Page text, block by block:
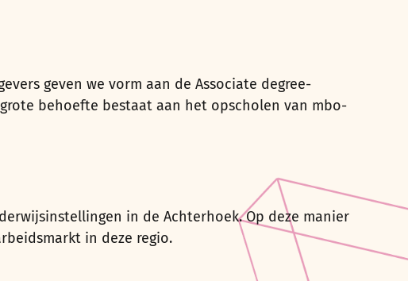
geven we vorm aan de Associate degree-
behoefte bestaat aan het opscholen van mbo-
in de Achterhoek. Op deze manier
in deze regio.